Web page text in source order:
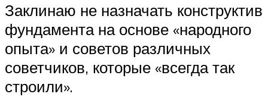
Заклинаю не назначать конструктив
фундамента на основе «народного
опыта» и советов различных
советчиков, которые «всегда так
строили».